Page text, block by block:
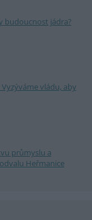
budoucnost jádra?
vládu, aby
průmyslu a
Heřmanice